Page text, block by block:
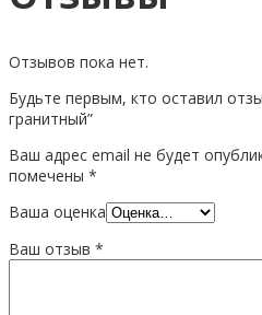
Отзывов пока нет.
Будьте первым, кто оставил
гранитный”
Ваш адрес email не будет
помечены *
Ваша оценка
Ваш отзыв *